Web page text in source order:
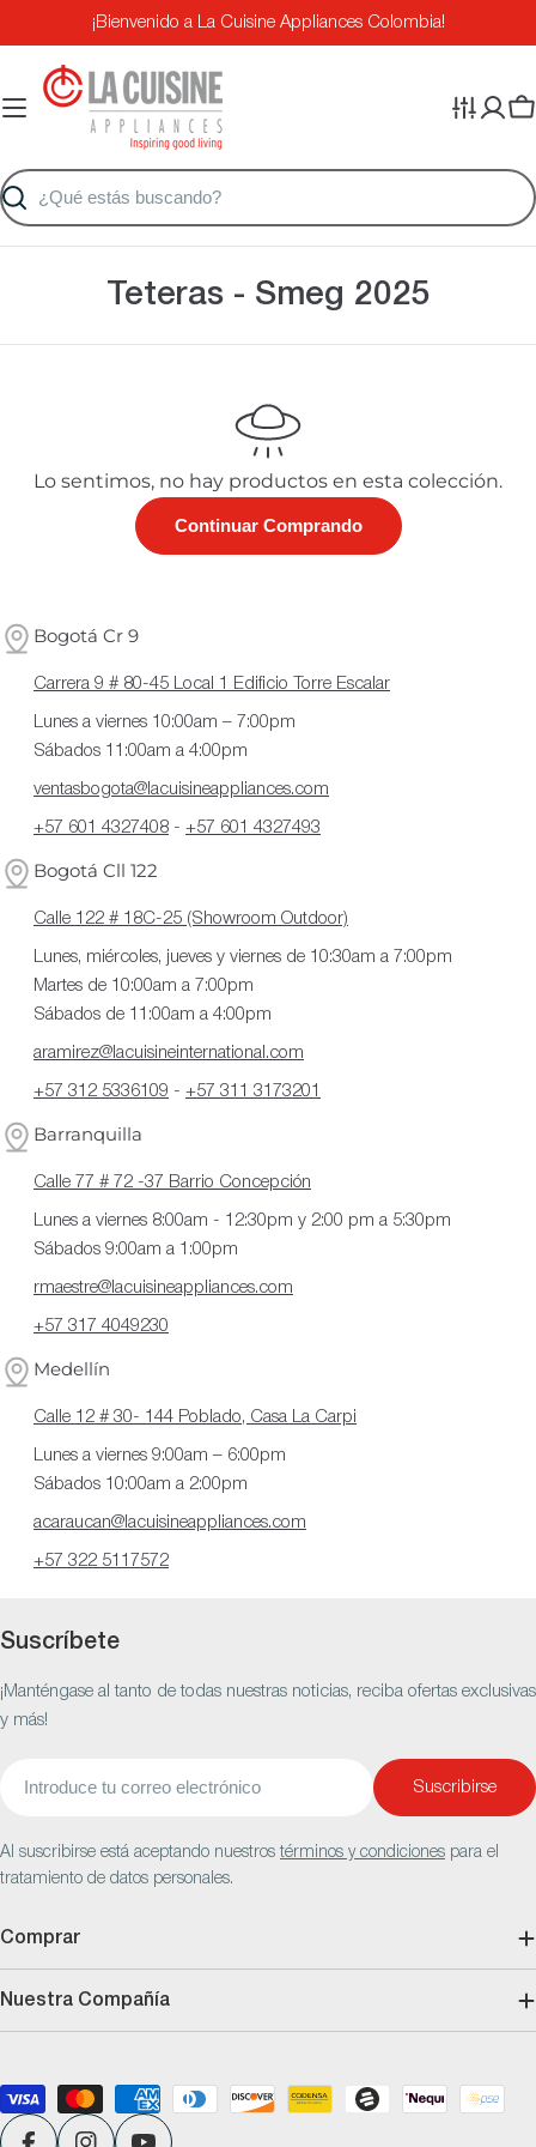
al
contenido
¡Bienvenido a La Cuisine Appliances Colombia!
Buscar
C
c
:
Teteras - Smeg 2025
Lo sentimos, no hay productos en esta colección.
Continuar Comprando
Bogotá Cr 9
Carrera 9 # 80-45 Local 1 Edificio Torre Escalar
Lunes a viernes 10:00am – 7:00pm
Sábados 11:00am a 4:00pm
ventasbogota@lacuisineappliances.com
+57 601 4327408 - +57 601 4327493
Bogotá Cll 122
Calle 122 # 18C-25 (Showroom Outdoor)
Lunes, miércoles, jueves y viernes de 10:30am a 7:00pm
Martes de 10:00am a 7:00pm
Sábados de 11:00am a 4:00pm
aramirez@lacuisineinternational.com
+57 312 5336109 - +57 311 3173201
Barranquilla
Calle 77 # 72 -37 Barrio Concepción
Lunes a viernes 8:00am - 12:30pm y 2:00 pm a 5:30pm
Sábados 9:00am a 1:00pm
rmaestre@lacuisineappliances.com
+57 317 4049230
Medellín
Calle 12 # 30- 144 Poblado, Casa La Carpi
Lunes a viernes 9:00am – 6:00pm
Sábados 10:00am a 2:00pm
acaraucan@lacuisineappliances.com
+57 322 5117572
Suscríbete
¡Manténgase al tanto de todas nuestras noticias, reciba ofertas exclusivas
y más!
Suscribirse
Al suscribirse está aceptando nuestrostérminos y condiciones para el
tratamiento de datos personales.
Comprar
Nuestra Compañía
Métodos
de